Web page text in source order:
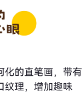
化的直笔画，带有
纹理，增加趣味